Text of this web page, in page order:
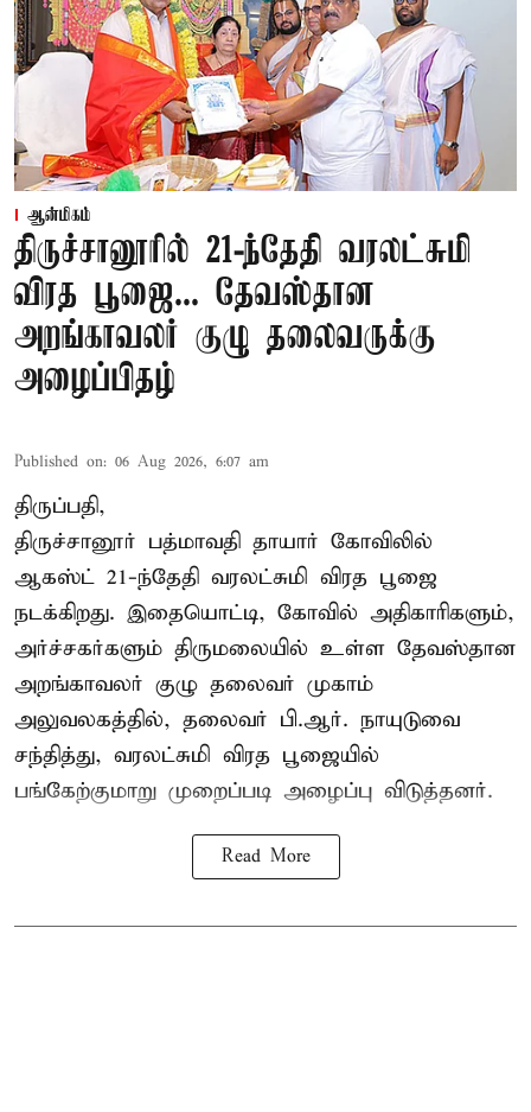
ஆன்மிகம்
திருச்சானூரில் 21-ந்தேதி வரலட்சுமி
விரத பூஜை... தேவஸ்தான
அறங்காவலர் குழு தலைவருக்கு
அழைப்பிதழ்
Published on: 06 Aug 2026, 6:07 am
திருப்பதி,
திருச்சானூர் பத்மாவதி தாயார் கோவிலில்
ஆகஸ்ட் 21-ந்தேதி வரலட்சுமி விரத பூஜை
நடக்கிறது. இதையொட்டி, கோவில் அதிகாரிகளும்,
அர்ச்சகர்களும் திருமலையில் உள்ள தேவஸ்தான
அறங்காவலர் குழு தலைவர் முகாம்
அலுவலகத்தில், தலைவர் பி.ஆர். நாயுடுவை
சந்தித்து, வரலட்சுமி விரத பூஜையில்
பங்கேற்குமாறு முறைப்படி அழைப்பு விடுத்தனர்.
Read More